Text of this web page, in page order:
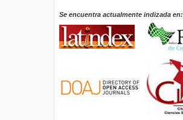
Se encuentra actualmente indizada en: